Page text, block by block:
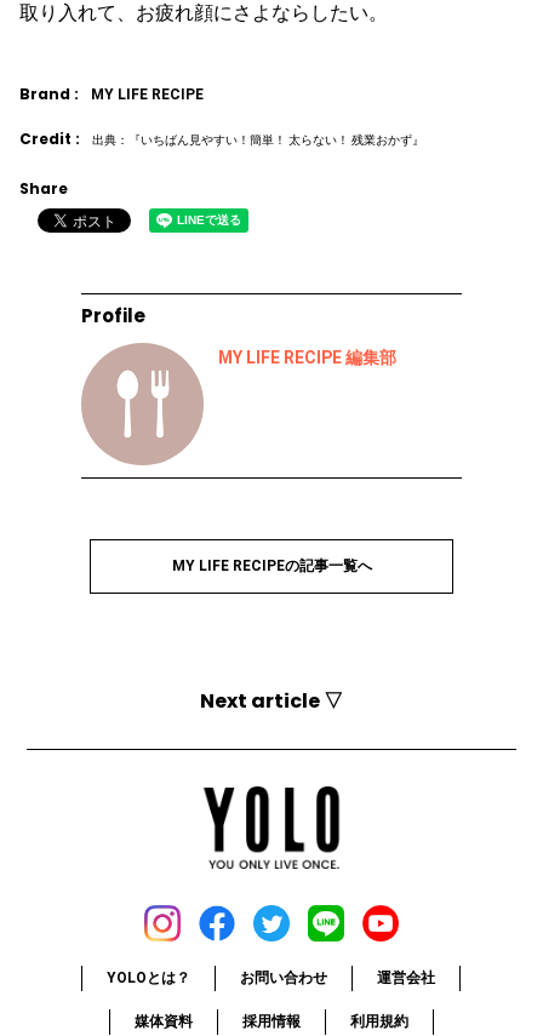
取り入れて、お疲れ顔にさよならしたい。
Brand : MY LIFE RECIPE
Credit : 出典：『いちばん見やすい！簡単！ 太らない！ 残業おかず』
Share
Profile
MY LIFE RECIPE 編集部
MY LIFE RECIPEの記事一覧へ
Next article ▽
YOLOとは？ お問い合わせ 運営会社
媒体資料 採用情報 利用規約